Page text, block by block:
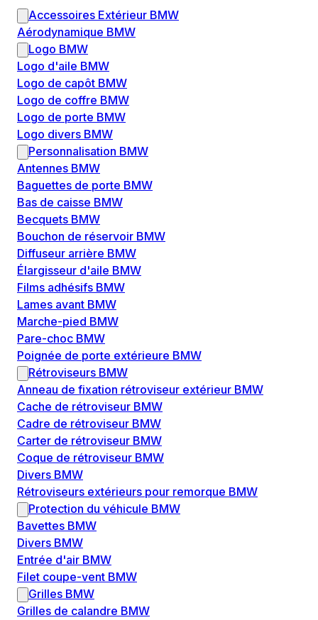
Accessoires Extérieur BMW
Aérodynamique BMW
Logo BMW
Logo d'aile BMW
Logo de capôt BMW
Logo de coffre BMW
Logo de porte BMW
Logo divers BMW
Personnalisation BMW
Antennes BMW
Baguettes de porte BMW
Bas de caisse BMW
Becquets BMW
Bouchon de réservoir BMW
Diffuseur arrière BMW
Élargisseur d'aile BMW
Films adhésifs BMW
Lames avant BMW
Marche-pied BMW
Pare-choc BMW
Poignée de porte extérieure BMW
Rétroviseurs BMW
Anneau de fixation rétroviseur extérieur BMW
Cache de rétroviseur BMW
Cadre de rétroviseur BMW
Carter de rétroviseur BMW
Coque de rétroviseur BMW
Divers BMW
Rétroviseurs extérieurs pour remorque BMW
Protection du véhicule BMW
Bavettes BMW
Divers BMW
Entrée d'air BMW
Filet coupe-vent BMW
Grilles BMW
Grilles de calandre BMW